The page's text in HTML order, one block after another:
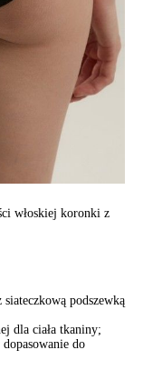
włoskiej koronki z
podszewką
dla ciała tkaniny;
do